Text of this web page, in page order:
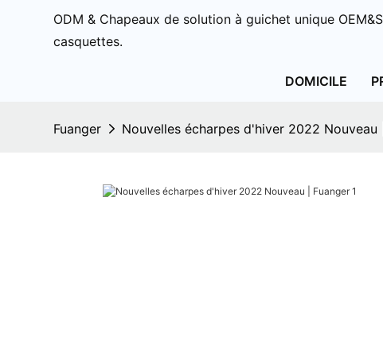
ODM & Chapeaux de solution à guichet unique
casquettes.
DOMICILE
Fuanger Nouvelles écharpes d'hiver 2022 Nouveau